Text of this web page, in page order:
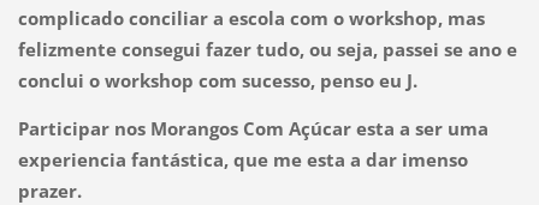
complicado conciliar a escola com o workshop, mas
felizmente consegui fazer tudo, ou seja, passei se ano e
conclui o workshop com sucesso, penso eu J.
Participar nos Morangos Com Açúcar esta a ser uma
experiencia fantástica, que me esta a dar imenso
prazer.